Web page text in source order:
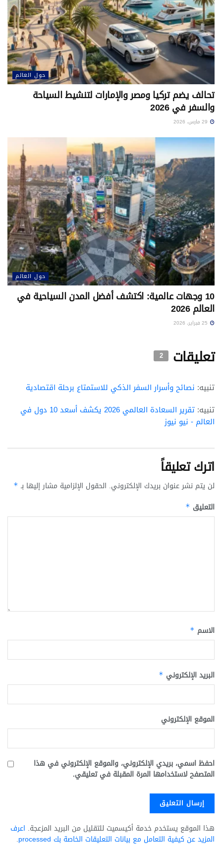
حول العالم
تحالف يضم تركيا ومصر والإمارات لتنشيط السياحة
والسفر في 2026
حول العالم
10 وجهات عالمية: اكتشف أفضل المدن السياحية في
العالم 2026
تعليقات 2
تنبيه: نصائح وأسرار السفر الذكي للاستمتاع برحلة اقتصادية
تنبيه:
تقرير السعادة العالمي 2026 يكشف أسعد 10 دول في
العالم - نيو نيوز
اترك تعليقاً
لن يتم نشر عنوان بريدك الإلكتروني. الحقول الإلزامية مشار إليها بـ *
التعليق *
الاسم *
البريد الإلكتروني *
الموقع الإلكتروني
احفظ اسمي، بريدي الإلكتروني، والموقع الإلكتروني في هذا
المتصفح لاستخدامها المرة المقبلة في تعليقي.
هذا الموقع يستخدم خدمة أكيسميت للتقليل من البريد المزعجة. اعرف
المزيد عن كيفية التعامل مع بيانات التعليقات الخاصة بك processed
.